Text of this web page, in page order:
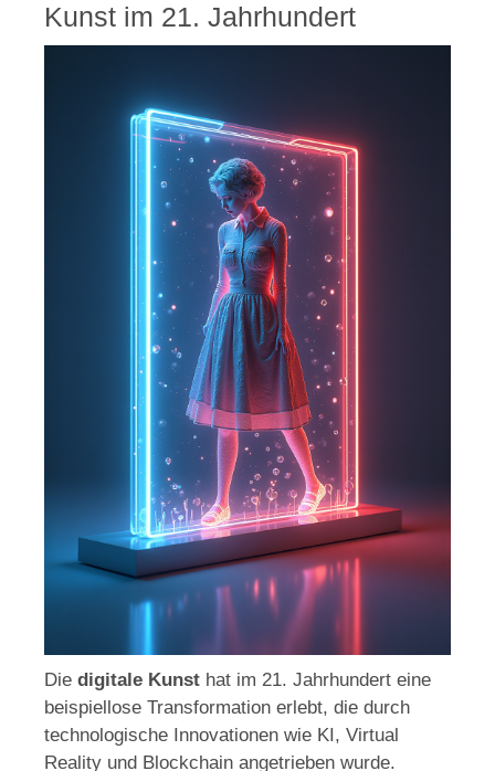
Kunst im 21. Jahrhundert
Die digitale Kunst hat im 21. Jahrhundert eine
beispiellose Transformation erlebt, die durch
technologische Innovationen wie KI, Virtual
Reality und Blockchain angetrieben wurde.